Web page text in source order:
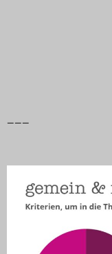
Das
–––